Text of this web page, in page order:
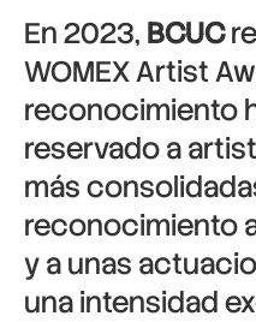
En 2023, BCUC
WOMEX Artist
reconocimiento
reservado a
más
reconocimiento
y a unas
una intensidad